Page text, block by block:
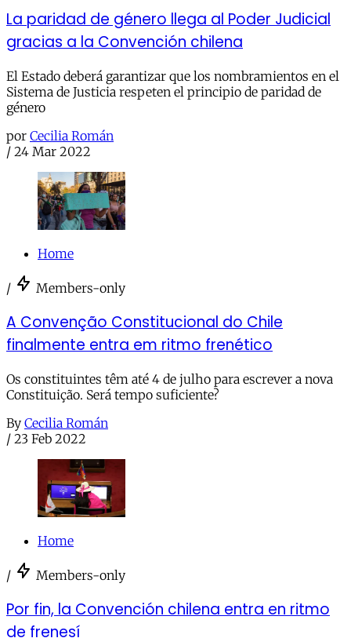
La paridad de género llega al Poder Judicial
gracias a la Convención chilena
El Estado deberá garantizar que los nombramientos en el
Sistema de Justicia respeten el principio de paridad de
género
por Cecilia Román
/ 24 Mar 2022
Home
/ Members-only
A Convenção Constitucional do Chile
finalmente entra em ritmo frenético
Os constituintes têm até 4 de julho para escrever a nova
Constituição. Será tempo suficiente?
By Cecilia Román
/ 23 Feb 2022
Home
/ Members-only
Por fin, la Convención chilena entra en ritmo
de frenesí